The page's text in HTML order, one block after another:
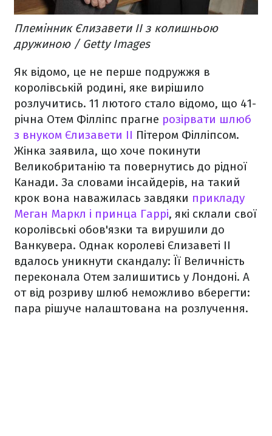
Племінник Єлизавети ІІ з колишньою
дружиною / Getty Images
Як відомо, це не перше подружжя в
королівській родині, яке вирішило
розлучитись. 11 лютого стало відомо, що 41-
річна Отем Філліпс прагне розірвати шлюб
з внуком Єлизавети ІІ Пітером Філліпсом.
Жінка заявила, що хоче покинути
Великобританію та повернутись до рідної
Канади. За словами інсайдерів, на такий
крок вона наважилась завдяки прикладу
Меган Маркл і принца Гаррі, які склали свої
королівські обов'язки та вирушили до
Ванкувера. Однак королеві Єлизаветі ІІ
вдалось уникнути скандалу: Її Величність
переконала Отем залишитись у Лондоні. А
от від розриву шлюб неможливо вберегти:
пара рішуче налаштована на розлучення.